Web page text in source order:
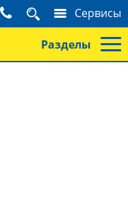
К
о
а
Сервисы
Разделы